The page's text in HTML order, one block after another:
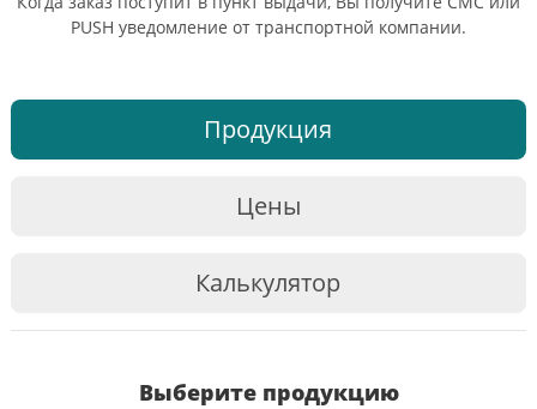
PUSH уведомление от транспортной компании.
Продукция
Цены
Калькулятор
Выберите продукцию